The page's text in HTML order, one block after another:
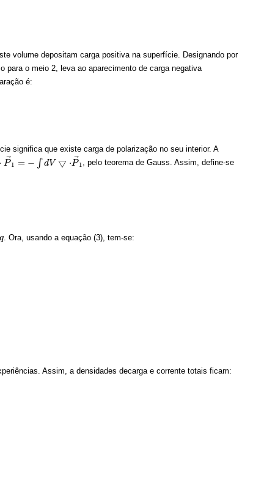
volume depositam carga positiva na superfície. Designando por
para o meio 2, leva ao aparecimento de carga negativa
é:
significa que existe carga de polarização no seu interior. A
⋅ P 1 = − ∫ dV ▽ ⋅P 1
P →1 =− dV ▽ ⋅P→1
, pelo teorema de Gauss. Assim, define-se
q. Ora, usando a equação (3), tem-se:
Assim, a densidades decarga e corrente totais ficam: